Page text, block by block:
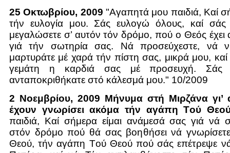
25 Οκτωβρίου, 2009 "Αγαπητά μου παιδιά, Καί
τήν ευλογία μου. Σάς ευλογώ όλους, καί
μεγαλώσετε σ’ αυτόν τόν δρόμο, πού ο Θεός έχει
γιά τήν σωτηρία σας. Νά προσεύχεστε, νά
μαρτυράτε μέ χαρά τήν πίστη σας, μικρά μου, καί
γεμάτη η καρδιά σας μέ προσευχή. Σάς
ανταποκριθήκατε στό κάλεσμά μου." 10/2009
2 Νοεμβρίου, 2009 Μήνυμα στή Μιρζάνα γι’
έχουν γνωρίσει ακόμα τήν αγάπη Tού
παιδιά, Καί σήμερα είμαι ανάμεσά σας γιά
στόν δρόμο πού θά σας βοηθήσει νά
Θεού, τήν αγάπη Tού Θεού πού σάς επέτρεψε νά